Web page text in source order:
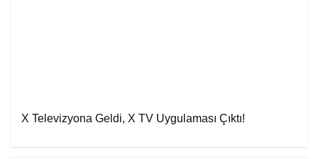
X Televizyona Geldi, X TV Uygulaması Çıktı!